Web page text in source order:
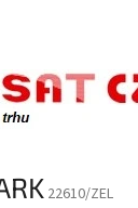
22610/ZEL